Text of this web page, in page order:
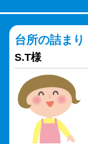
台所の詰まり
S.T様